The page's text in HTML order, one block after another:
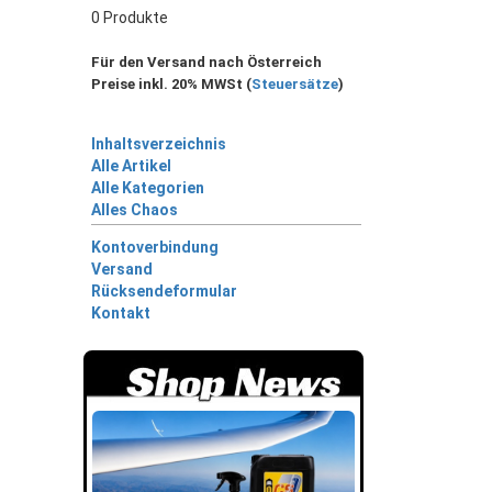
0 Produkte
Für den Versand nach Österreich
Preise inkl. 20% MWSt (Steuersätze)
Inhaltsverzeichnis
Alle Artikel
Alle Kategorien
Alles Chaos
Kontoverbindung
Versand
Rücksendeformular
Kontakt